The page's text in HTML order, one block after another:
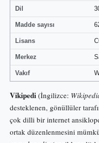
Dil
Madde sayısı
Lisans
Merkez
Vakıf
Vikipedi (İngilizce:
desteklenen, gönüllüler
çok dilli bir internet
ortak düzenlenmesini